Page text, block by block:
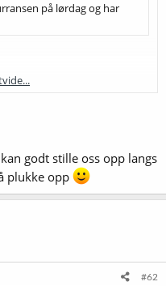
på lørdag og har
du ha med noe til PF?
godt stille oss opp langs
plukke opp
#62